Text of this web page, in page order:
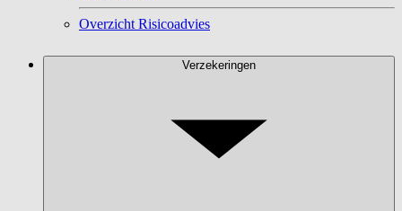
Overzicht Risicoadvies
Verzekeringen